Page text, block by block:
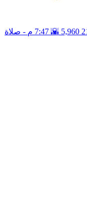
5,960
🌇 7:47 م
- صلاة